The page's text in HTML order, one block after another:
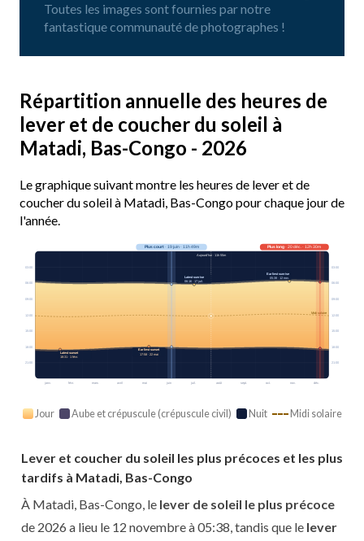
Toutes les images sont fournies par notre
fantastique communauté de photographes !
Répartition annuelle des heures de
lever et de coucher du soleil à
Matadi, Bas-Congo - 2026
Le graphique suivant montre les heures de lever et de
coucher du soleil à Matadi, Bas-Congo pour chaque jour de
l'année.
janv. févr. mars avril mai juin juil. août sept. oct. nov. déc.
Midi solaire
03:00 03:00
06:00 06:00
09:00 09:00
12:00 12:00
15:00 15:00
18:00 18:00
21:00 21:00
Plus long· 20 déc. · 12h 30m
Plus court· 19 juin · 11h 49m
Aujourd’hui · 11h 55m
Earliest sunrise
05:38 · 12 nov.
Latest sunrise
06:16 · 17 juil.
Earliest sunset
17:58 · 22 mai
Latest sunset
18:31 · 1 févr.
Jour Aube et crépuscule (crépuscule civil) Nuit Midi solaire
Lever et coucher du soleil les plus précoces et les plus
tardifs à Matadi, Bas-Congo
À Matadi, Bas-Congo, le lever de soleil le plus précoce
de 2026 a lieu le 12 novembre à 05:38, tandis que le lever